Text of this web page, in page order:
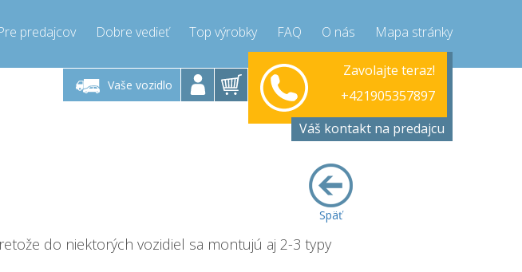
predajcov Dobre vedieť Top výrobky FAQ O nás Mapa stránky
Vaše vozidlo
teraz!
+421905357897
Pondelok-Piatok 9-17h
+421905357897
info@compressor-express.sk
Zavolajte teraz!
+421905357897
Váš kontakt na predajcu
Späť
do niektorých vozidiel sa montujú aj 2-3 typy